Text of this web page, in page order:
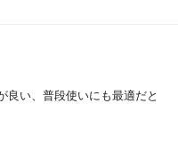
良い、普段使いにも最適だと